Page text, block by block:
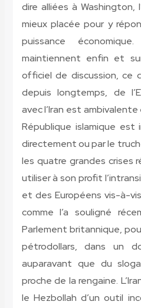
dire alliées à Washington,
mieux placée pour y
puissance
maintiennent enfin et
officiel de discussion, ce
depuis longtemps, de
avec l’Iran est
République islamique est
directement ou par le
les quatre grandes crises
utiliser à son profit
et des Européens vis-à-
comme l’a souligné
Parlement britannique,
pétrodollars, dans un
auparavant que du
proche de la rengaine.
le Hezbollah d’un outil